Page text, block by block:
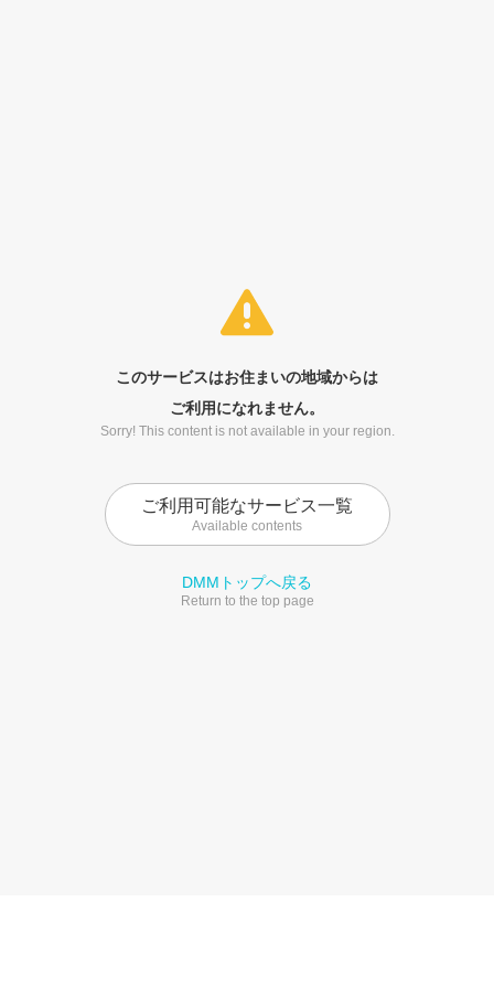
このサービスはお住まいの地域からは
ご利用になれません。
Sorry! This content is not available in your region.
ご利用可能なサービス一覧
Available contents
DMMトップへ戻る
Return to the top page